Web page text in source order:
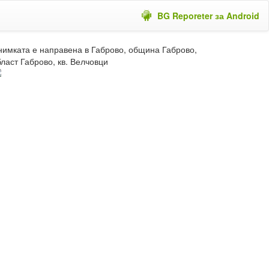
BG Reporeter за Android
е направена в Габрово, община Габрово,
Габрово, кв. Велчовци